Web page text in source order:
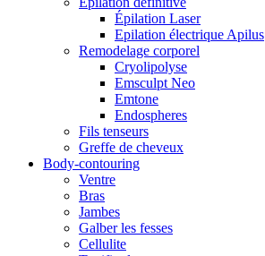
Épilation Laser
Epilation électrique Apilus
Remodelage corporel
Cryolipolyse
Emsculpt Neo
Emtone
Endospheres
Fils tenseurs
Greffe de cheveux
Body-contouring
Ventre
Bras
Jambes
Galber les fesses
Cellulite